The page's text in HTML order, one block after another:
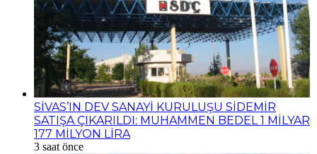
SİVAS’IN DEV SANAYİ KURULUŞU SİDEMİR
SATIŞA ÇIKARILDI: MUHAMMEN BEDEL 1 MİLYAR
177 MİLYON LİRA
3 saat önce